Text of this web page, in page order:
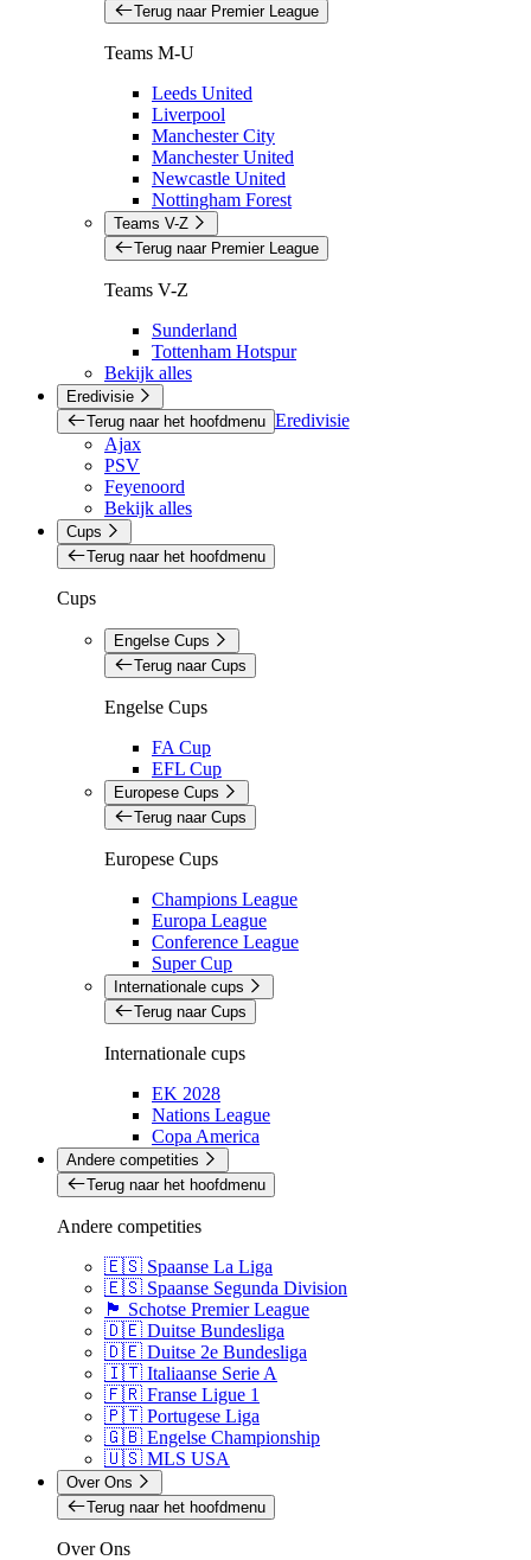
Terug naar Premier League
Teams M-U
Leeds United
Liverpool
Manchester City
Manchester United
Newcastle United
Nottingham Forest
Teams V-Z
Terug naar Premier League
Teams V-Z
Sunderland
Tottenham Hotspur
Bekijk alles
Eredivisie
Terug naar het hoofdmenu Eredivisie
Ajax
PSV
Feyenoord
Bekijk alles
Cups
Terug naar het hoofdmenu
Cups
Engelse Cups
Terug naar Cups
Engelse Cups
FA Cup
EFL Cup
Europese Cups
Terug naar Cups
Europese Cups
Champions League
Europa League
Conference League
Super Cup
Internationale cups
Terug naar Cups
Internationale cups
EK 2028
Nations League
Copa America
Andere competities
Terug naar het hoofdmenu
Andere competities
🇪🇸 Spaanse La Liga
🇪🇸 Spaanse Segunda Division
🏴󠁧󠁢󠁳󠁣󠁴󠁿 Schotse Premier League
🇩🇪 Duitse Bundesliga
🇩🇪 Duitse 2e Bundesliga
🇮🇹 Italiaanse Serie A
🇫🇷 Franse Ligue 1
🇵🇹 Portugese Liga
🇬🇧 Engelse Championship
🇺🇸 MLS USA
Over Ons
Terug naar het hoofdmenu
Over Ons